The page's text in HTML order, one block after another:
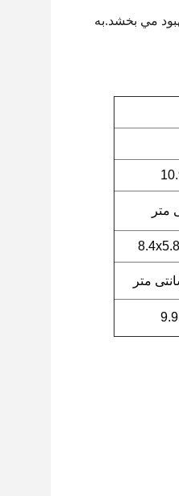
مي بخشد.به